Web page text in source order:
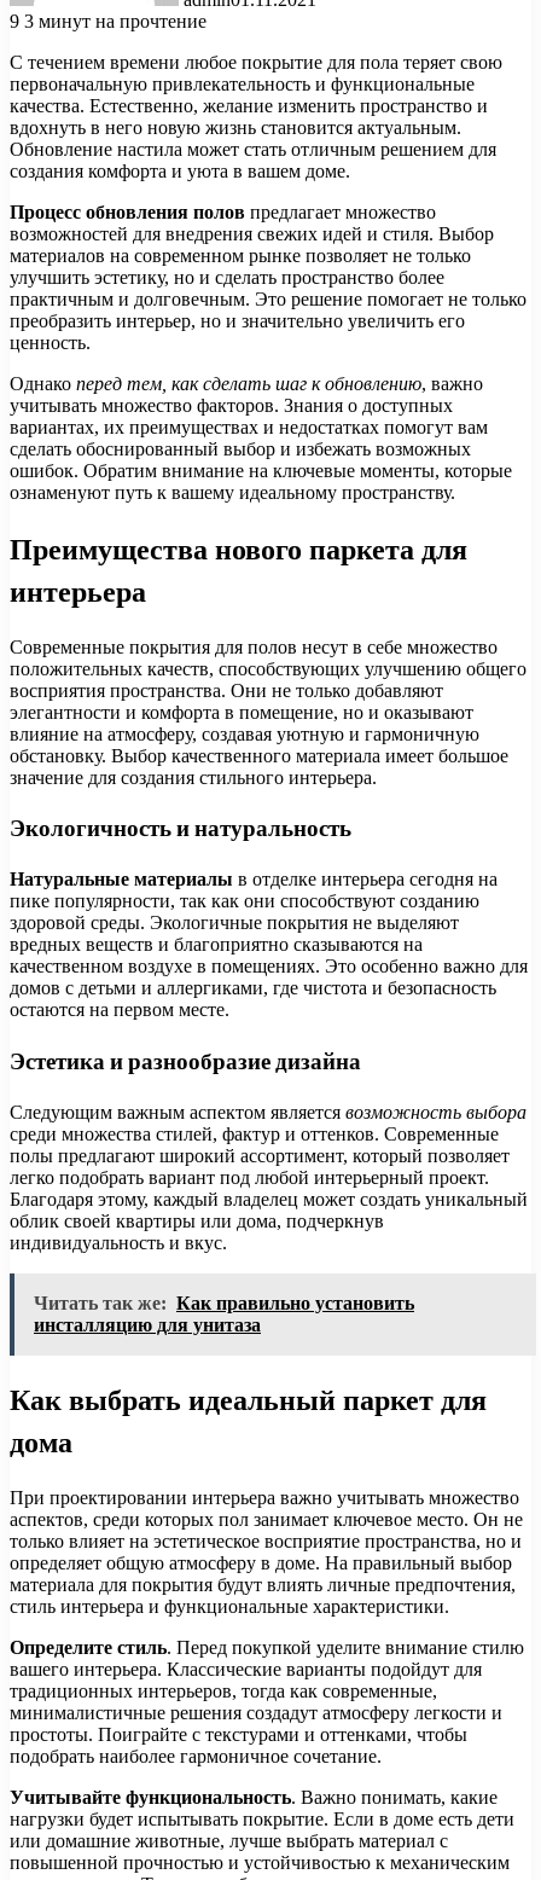
9 3 минут на прочтение
С течением времени любое покрытие для пола теряет свою
первоначальную привлекательность и функциональные
качества. Естественно, желание изменить пространство и
вдохнуть в него новую жизнь становится актуальным.
Обновление настила может стать отличным решением для
создания комфорта и уюта в вашем доме.
Процесс обновления полов предлагает множество
возможностей для внедрения свежих идей и стиля. Выбор
материалов на современном рынке позволяет не только
улучшить эстетику, но и сделать пространство более
практичным и долговечным. Это решение помогает не только
преобразить интерьер, но и значительно увеличить его
ценность.
Однако перед тем, как сделать шаг к обновлению, важно
учитывать множество факторов. Знания о доступных
вариантах, их преимуществах и недостатках помогут вам
сделать обоснированный выбор и избежать возможных
ошибок. Обратим внимание на ключевые моменты, которые
ознаменуют путь к вашему идеальному пространству.
Преимущества нового паркета для
интерьера
Современные покрытия для полов несут в себе множество
положительных качеств, способствующих улучшению общего
восприятия пространства. Они не только добавляют
элегантности и комфорта в помещение, но и оказывают
влияние на атмосферу, создавая уютную и гармоничную
обстановку. Выбор качественного материала имеет большое
значение для создания стильного интерьера.
Экологичность и натуральность
Натуральные материалы в отделке интерьера сегодня на
пике популярности, так как они способствуют созданию
здоровой среды. Экологичные покрытия не выделяют
вредных веществ и благоприятно сказываются на
качественном воздухе в помещениях. Это особенно важно для
домов с детьми и аллергиками, где чистота и безопасность
остаются на первом месте.
Эстетика и разнообразие дизайна
Следующим важным аспектом является возможность выбора
среди множества стилей, фактур и оттенков. Современные
полы предлагают широкий ассортимент, который позволяет
легко подобрать вариант под любой интерьерный проект.
Благодаря этому, каждый владелец может создать уникальный
облик своей квартиры или дома, подчеркнув
индивидуальность и вкус.
Читать так же: Как правильно установить
инсталляцию для унитаза
Как выбрать идеальный паркет для
дома
При проектировании интерьера важно учитывать множество
аспектов, среди которых пол занимает ключевое место. Он не
только влияет на эстетическое восприятие пространства, но и
определяет общую атмосферу в доме. На правильный выбор
материала для покрытия будут влиять личные предпочтения,
стиль интерьера и функциональные характеристики.
Определите стиль. Перед покупкой уделите внимание стилю
вашего интерьера. Классические варианты подойдут для
традиционных интерьеров, тогда как современные,
минималистичные решения создадут атмосферу легкости и
простоты. Поиграйте с текстурами и оттенками, чтобы
подобрать наиболее гармоничное сочетание.
Учитывайте функциональность. Важно понимать, какие
нагрузки будет испытывать покрытие. Если в доме есть дети
или домашние животные, лучше выбрать материал с
повышенной прочностью и устойчивостью к механическим